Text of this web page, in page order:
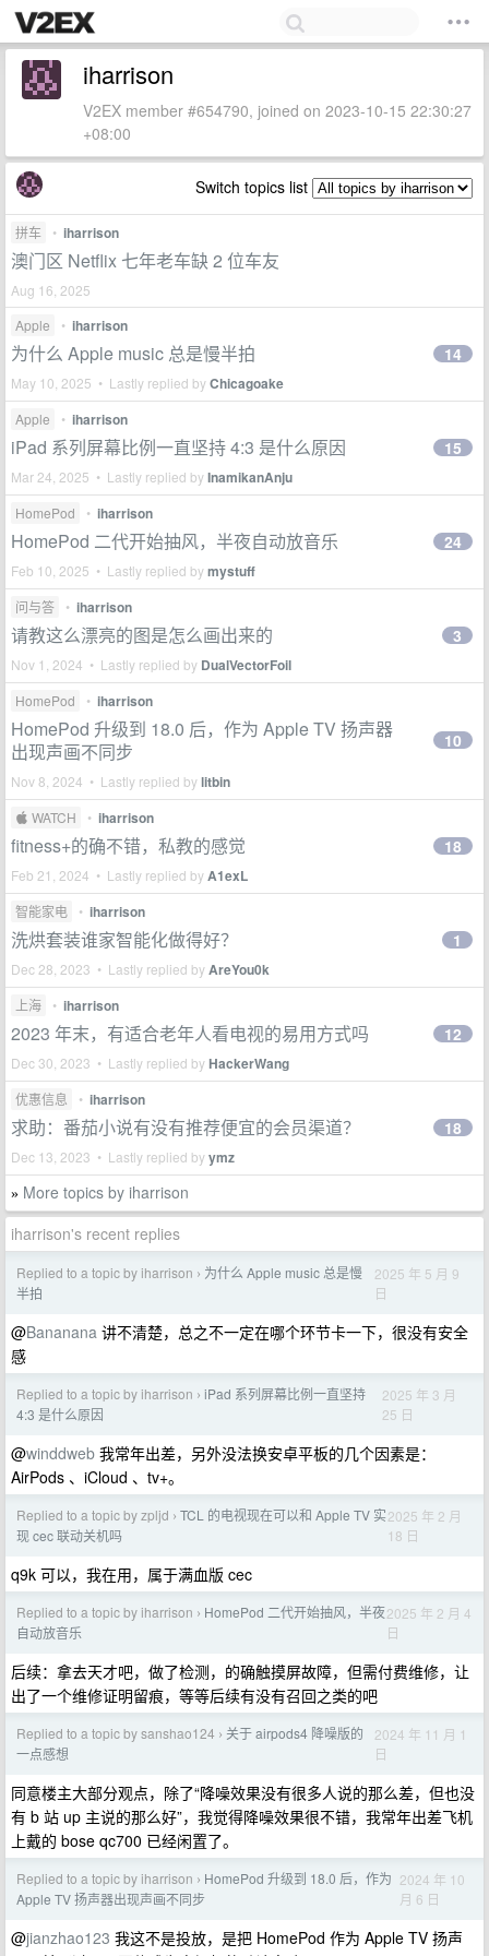
iharrison
V2EX member #654790, joined on 2023-10-15 22:30:27
+08:00
Switch topics list
拼车 • iharrison
澳门区 Netflix 七年老车缺 2 位车友
Aug 16, 2025
Apple
• iharrison
为什么 Apple music 总是慢半拍
May 10, 2025 • Lastly replied byChicagoake
14
Apple • iharrison
iPad 系列屏幕比例一直坚持 4:3 是什么原因
Mar 24, 2025 • Lastly replied byInamikanAnju
15
HomePod • iharrison
HomePod 二代开始抽风，半夜自动放音乐
Feb 10, 2025 • Lastly replied bymystuff
24
问与答 • iharrison
请教这么漂亮的图是怎么画出来的
Nov 1, 2024 • Lastly replied by DualVectorFoil
3
HomePod • iharrison
HomePod 升级到 18.0 后，作为 Apple TV 扬声器
出现声画不同步
Nov 8, 2024 • Lastly replied bylitbin
10
 WATCH • iharrison
fitness+的确不错，私教的感觉
Feb 21, 2024 • Lastly replied byA1exL
18
智能家电 • iharrison
洗烘套装谁家智能化做得好？
Dec 28, 2023 • Lastly replied byAreYou0k
1
上海 • iharrison
2023 年末，有适合老年人看电视的易用方式吗
Dec 30, 2023 • Lastly replied byHackerWang
12
优惠信息 • iharrison
求助：番茄小说有没有推荐便宜的会员渠道？
Dec 13, 2023 • Lastly replied byymz
18
» More topics by iharrison
iharrison's recent replies
Replied to a topic by iharrison › 为什么 Apple music 总是慢
半拍
2025 年 5 月 9
日
@Bananana 讲不清楚，总之不一定在哪个环节卡一下，很没有安全
感
Replied to a topic by iharrison › iPad 系列屏幕比例一直坚持
4:3 是什么原因
2025 年 3 月
25 日
@winddweb 我常年出差，另外没法换安卓平板的几个因素是：
AirPods 、iCloud 、tv+。
Replied to a topic by zpljd › TCL 的电视现在可以和 Apple TV 实
现 cec 联动关机吗
2025 年 2 月
18 日
q9k 可以，我在用，属于满血版 cec
Replied to a topic by iharrison › HomePod 二代开始抽风，半夜
自动放音乐
2025 年 2 月 4
日
后续：拿去天才吧，做了检测，的确触摸屏故障，但需付费维修，让
出了一个维修证明留痕，等等后续有没有召回之类的吧
Replied to a topic by sanshao124 › 关于 airpods4 降噪版的
一点感想
2024 年 11 月 1
日
同意楼主大部分观点，除了“降噪效果没有很多人说的那么差，但也没
有 b 站 up 主说的那么好”，我觉得降噪效果很不错，我常年出差飞机
上戴的 bose qc700 已经闲置了。
Replied to a topic by iharrison › HomePod 升级到 18.0 后，作为
Apple TV 扬声器出现声画不同步
2024 年 10
月 6 日
@jianzhao123 我这不是投放，是把 HomePod 作为 Apple TV 扬声